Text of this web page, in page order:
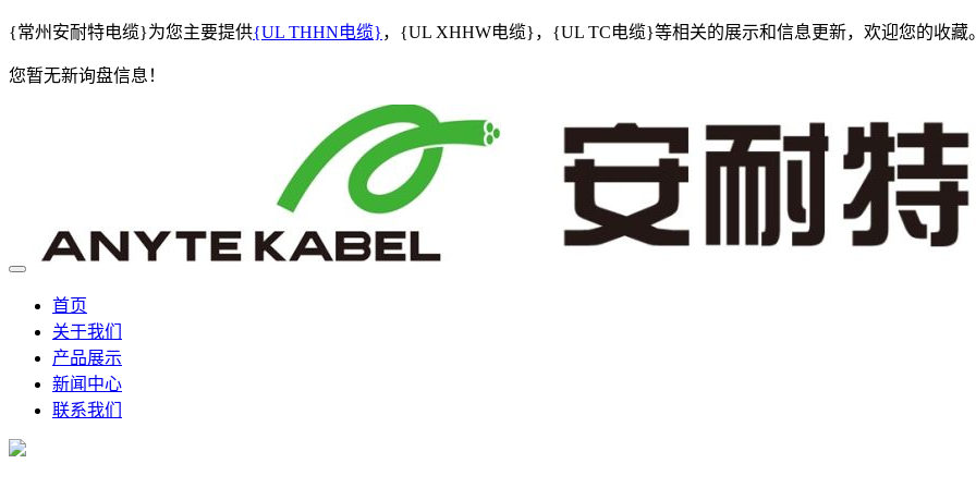
{常州安耐特电缆}为您主要提供{UL THHN电缆}，{UL XHHW电缆}，{UL TC电缆}等相关的展示和信息更新，欢迎您的收藏
您暂无新询盘信息！
首页
关于我们
产品展示
新闻中心
联系我们